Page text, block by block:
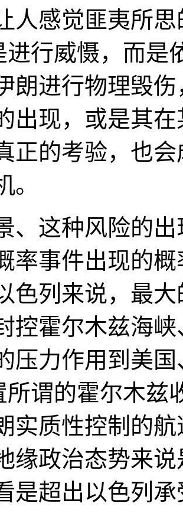
人感觉匪夷所
进行威慑，而是
朗进行物理毁
出现，或是其
正的考验，也
。
、这种风险的
率事件出现的
色列来说，最
控霍尔木兹海
压力作用到美
所谓的霍尔木
实质性控制的
缘政治态势来
是超出以色列